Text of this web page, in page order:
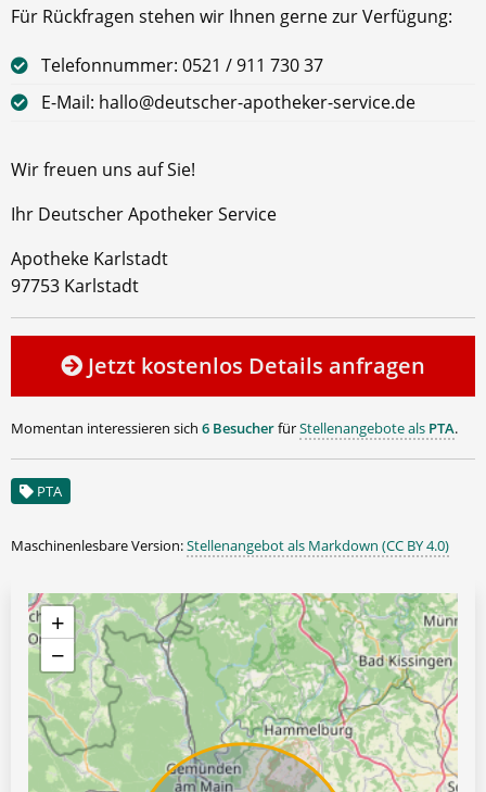
Für Rückfragen stehen wir Ihnen gerne zur Verfügung:
Telefonnummer: 0521 / 911 730 37
E-Mail: hallo@deutscher-apotheker-service.de
Wir freuen uns auf Sie!
Ihr Deutscher Apotheker Service
Apotheke Karlstadt
97753 Karlstadt
Jetzt kostenlos Details anfragen
Momentan interessieren sich 6 BesucherfürStellenangebote als PTA.
PTA
Maschinenlesbare Version:Stellenangebot als Markdown (CC BY 4.0)
+
−